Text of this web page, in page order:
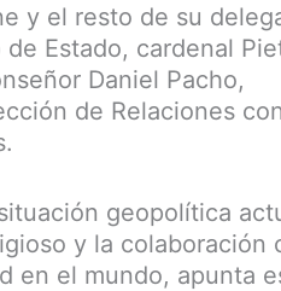
y el resto de su
Estado, cardenal
Daniel Pacho,
de Relaciones
geopolítica
y la colaboración
en el mundo, apunta